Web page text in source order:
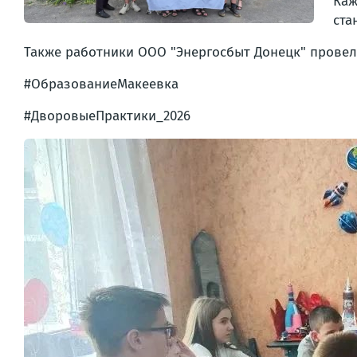
Также работники ООО "Энергосбыт Донецк"
#ОбразованиеМакеевка
#ДворовыеПрактики_2026